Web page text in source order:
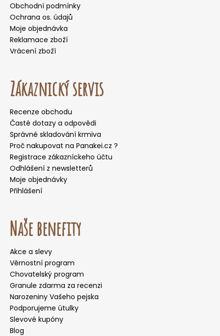
Obchodní podmínky
Ochrana os. údajů
Moje objednávka
Reklamace zboží
Vrácení zboží
Zákaznický servis
Recenze obchodu
Časté dotazy a odpovědi
Správné skladování krmiva
Proč nakupovat na Panakei.cz ?
Registrace zákazníckeho účtu
Odhlášení z newsletterů
Moje objednávky
Přihlášení
Naše benefity
Akce a slevy
Věrnostní program
Chovatelský program
Granule zdarma za recenzi
Narozeniny Vašeho pejska
Podporujeme útulky
Slevové kupóny
Blog